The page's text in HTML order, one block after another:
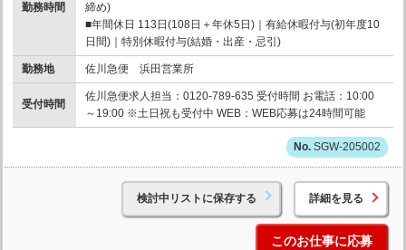
勤務時間
締め)
■年間休日 113日(108日＋年休5日)｜有給休暇付与(初年度10
日間)｜特別休暇付与(結婚・出産・忌引)
勤務地 佐川急便 浜田営業所
受付時間
佐川急便求人担当：0120-789-635 受付時間 お電話：10:00
～19:00 ※土日祝も受付中 WEB：WEB応募は24時間可能
SGW-205002
検討中リストに保存する 詳細を見る
このお仕事に応募